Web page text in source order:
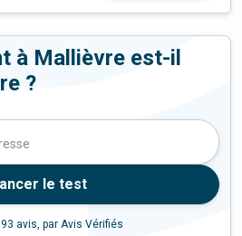
à Mallièvre est-il
?
le test
avis, par Avis Vérifiés